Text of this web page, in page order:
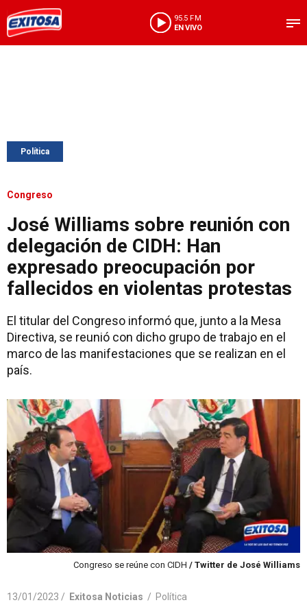
95.5 FM
EN VIVO
Política
Congreso
José Williams sobre reunión con
delegación de CIDH: Han
expresado preocupación por
fallecidos en violentas protestas
El titular del Congreso informó que, junto a la Mesa
Directiva, se reunió con dicho grupo de trabajo en el
marco de las manifestaciones que se realizan en el
país.
Congreso se reúne con CIDH / Twitter de José Williams
13/01/2023 / Exitosa Noticias / Política